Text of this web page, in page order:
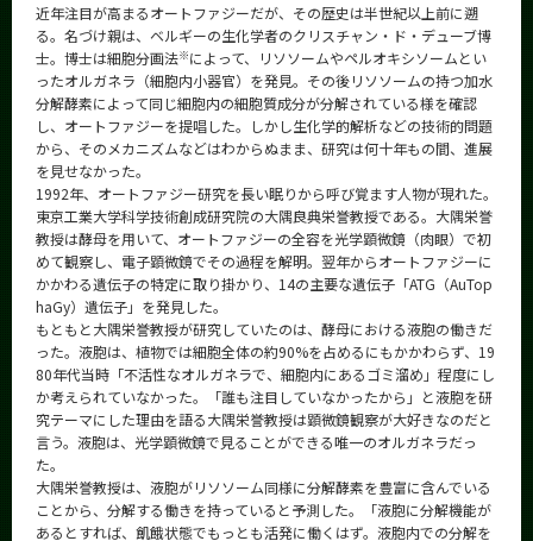
近年注目が高まるオートファジーだが、その歴史は半世紀以上前に遡
る。名づけ親は、ベルギーの生化学者のクリスチャン・ド・デューブ博
士。博士は細胞分画法※によって、リソソームやペルオキシソームとい
ったオルガネラ（細胞内小器官）を発見。その後リソソームの持つ加水
分解酵素によって同じ細胞内の細胞質成分が分解されている様を確認
し、オートファジーを提唱した。しかし生化学的解析などの技術的問題
から、そのメカニズムなどはわからぬまま、研究は何十年もの間、進展
を見せなかった。
1992年、オートファジー研究を長い眠りから呼び覚ます人物が現れた。
東京工業大学科学技術創成研究院の大隅良典栄誉教授である。大隅栄誉
教授は酵母を用いて、オートファジーの全容を光学顕微鏡（肉眼）で初
めて観察し、電子顕微鏡でその過程を解明。翌年からオートファジーに
かかわる遺伝子の特定に取り掛かり、14の主要な遺伝子「ATG（AuTop
haGy）遺伝子」を発見した。
もともと大隅栄誉教授が研究していたのは、酵母における液胞の働きだ
った。液胞は、植物では細胞全体の約90%を占めるにもかかわらず、19
80年代当時「不活性なオルガネラで、細胞内にあるゴミ溜め」程度にし
か考えられていなかった。「誰も注目していなかったから」と液胞を研
究テーマにした理由を語る大隅栄誉教授は顕微鏡観察が大好きなのだと
言う。液胞は、光学顕微鏡で見ることができる唯一のオルガネラだっ
た。
大隅栄誉教授は、液胞がリソソーム同様に分解酵素を豊富に含んでいる
ことから、分解する働きを持っていると予測した。「液胞に分解機能が
あるとすれば、飢餓状態でもっとも活発に働くはず。液胞内での分解を